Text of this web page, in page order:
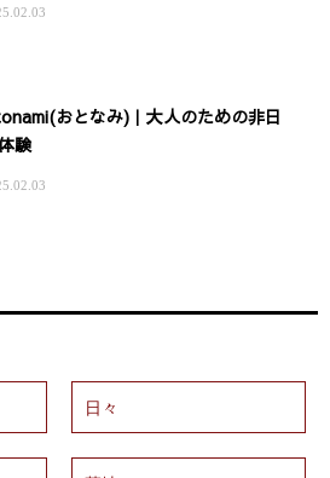
おとなみ)｜大人のための非日
験
日々